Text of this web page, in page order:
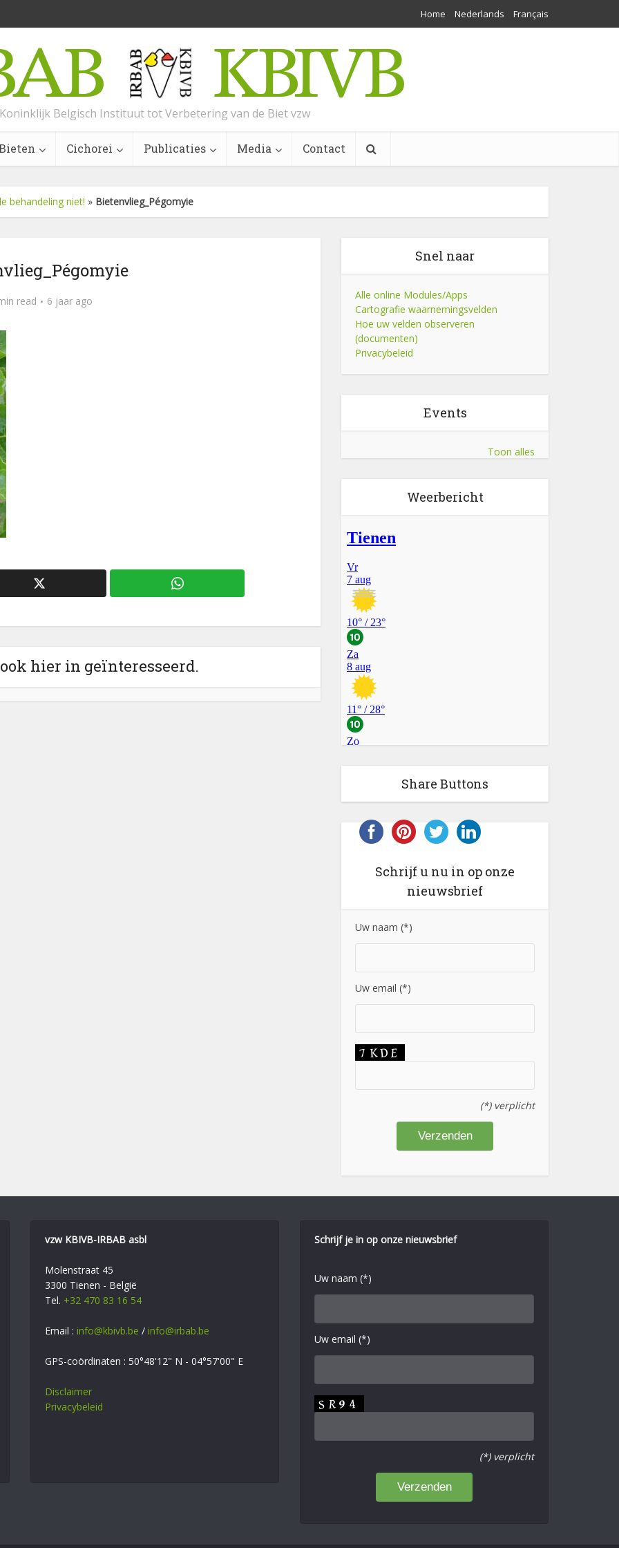
Home Nederlands Français
Koninklijk Belgisch Instituut tot Verbetering van de Biet vzw
Cichorei Publicaties Media Contact
behandeling niet! » Bietenvlieg_Pégomyie
read 6 jaar ago
hier in geïnteresseerd.
Snel naar
Alle online Modules/Apps
Cartografie waarnemingsvelden
Hoe uw velden observeren
(documenten)
Privacybeleid
Events
Toon alles
Weerbericht
Share Buttons
Schrijf u nu in op onze
nieuwsbrief
Uw naam (*)
Uw email (*)
(*) verplicht
vzw KBIVB-IRBAB asbl
Molenstraat 45
3300 Tienen - België
Tel. +32 470 83 16 54
Email : info@kbivb.be / info@irbab.be
GPS-coördinaten : 50°48'12" N - 04°57'00" E
Disclaimer
Privacybeleid
Schrijf je in op onze nieuwsbrief
Uw naam (*)
Uw email (*)
(*) verplicht